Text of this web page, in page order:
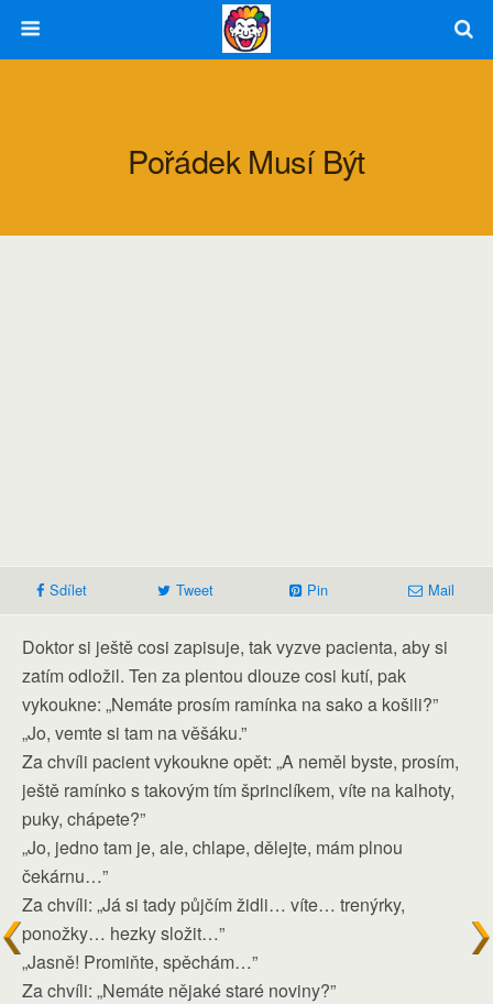
Pořádek Musí Být
Sdílet Tweet Pin Mail
Doktor si ještě cosi zapisuje, tak vyzve pacienta, aby si
zatím odložil. Ten za plentou dlouze cosi kutí, pak
vykoukne: „Nemáte prosím ramínka na sako a košili?”
„Jo, vemte si tam na věšáku.”
Za chvíli pacient vykoukne opět: „A neměl byste, prosím,
ještě ramínko s takovým tím šprinclíkem, víte na kalhoty,
puky, chápete?”
„Jo, jedno tam je, ale, chlape, dělejte, mám plnou
čekárnu…”
Za chvíli: „Já si tady půjčím židli… víte… trenýrky,
ponožky… hezky složit…”
„Jasně! Promiňte, spěchám…”
Za chvíli: „Nemáte nějaké staré noviny?”